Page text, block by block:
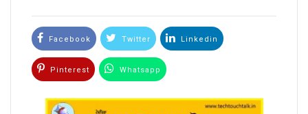
Facebook Twitter Linkedin
Pinterest Whatsapp